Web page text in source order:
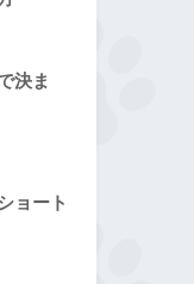
決ま
ョート